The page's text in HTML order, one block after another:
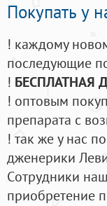
Покупать у
! каждому
последующие
! БЕСПЛАТНАЯ
! оптовым
препарата с
! так же у нас
дженерики
Cотрудники
приобретение